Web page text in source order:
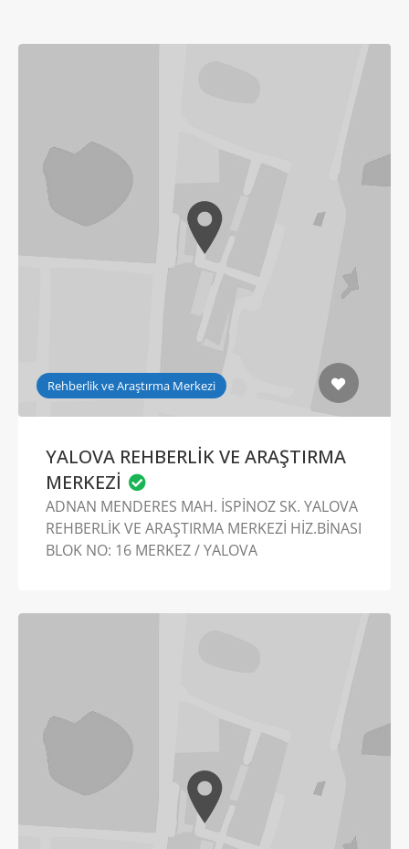
Rehberlik ve Araştırma Merkezi
YALOVA REHBERLİK VE ARAŞTIRMA
MERKEZİ
ADNAN MENDERES MAH. İSPİNOZ SK. YALOVA
REHBERLİK VE ARAŞTIRMA MERKEZİ HİZ.BİNASI
BLOK NO: 16 MERKEZ / YALOVA